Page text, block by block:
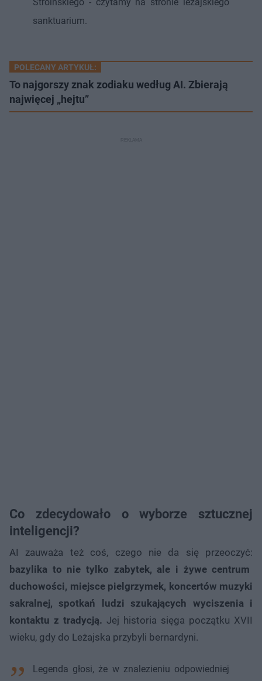
sanktuarium.
POLECANY ARTYKUŁ:
To najgorszy znak zodiaku według AI. Zbierają
najwięcej „hejtu”
Co zdecydowało o wyborze sztucznej
inteligencji?
AI zauważa też coś, czego nie da się przeoczyć:
bazylika to nie tylko zabytek, ale i żywe centrum
duchowości, miejsce pielgrzymek, koncertów muzyki
sakralnej, spotkań ludzi szukających wyciszenia i
kontaktu z tradycją. Jej historia sięga początku XVII
wieku, gdy do Leżajska przybyli bernardyni.
Legenda głosi, że w znalezieniu odpowiedniej